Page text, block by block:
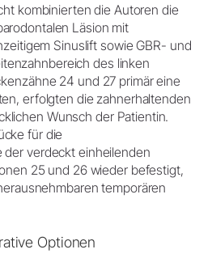
kombinierten die Autoren die
Läsion mit
Sinuslift sowie GBR- und
des linken
24 und 27 primär eine
erfolgten die zahnerhaltenden
Wunsch der Patientin.
für die
verdeckt einheilenden
25 und 26 wieder befestigt,
temporären
Optionen